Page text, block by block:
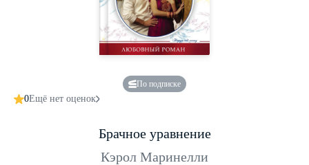
По подписке
0Ещё нет оценок
Брачное уравнение
Кэрол Маринелли